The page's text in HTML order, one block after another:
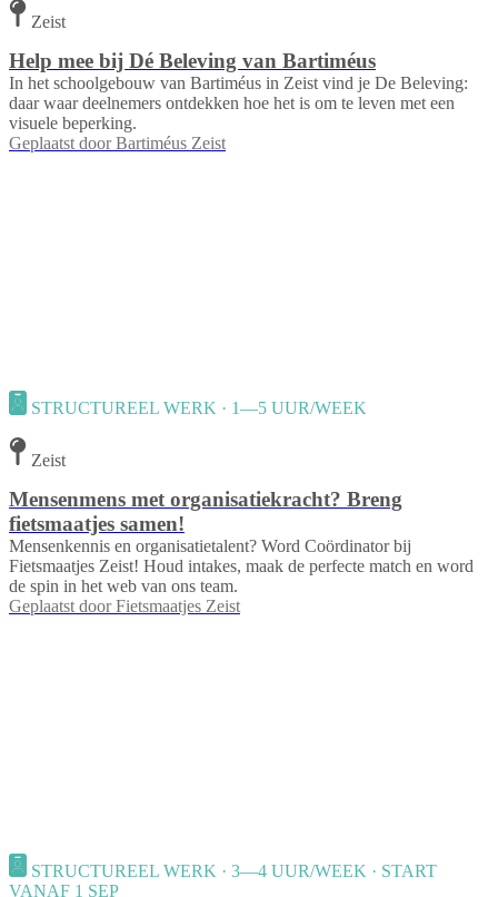
Zeist
Help mee bij Dé Beleving van Bartiméus
In het schoolgebouw van Bartiméus in Zeist vind je De Beleving:
daar waar deelnemers ontdekken hoe het is om te leven met een
visuele beperking.
Geplaatst door Bartiméus Zeist
STRUCTUREEL WERK · 1—5 UUR/WEEK
Zeist
Mensenmens met organisatiekracht? Breng
fietsmaatjes samen!
Mensenkennis en organisatietalent? Word Coördinator bij
Fietsmaatjes Zeist! Houd intakes, maak de perfecte match en word
de spin in het web van ons team.
Geplaatst door Fietsmaatjes Zeist
STRUCTUREEL WERK · 3—4 UUR/WEEK · START
VANAF 1 SEP